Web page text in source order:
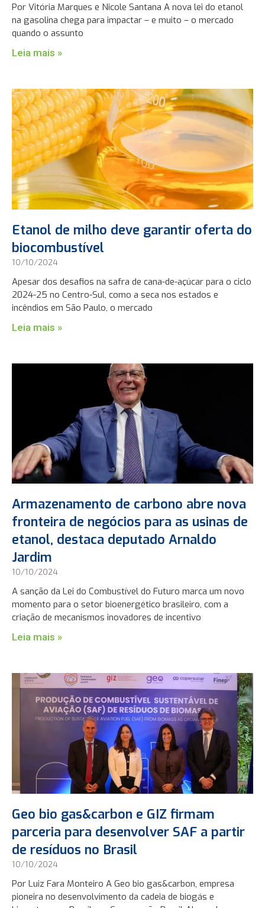
Por Vitória Marques e Nicole Santana A nova lei do etanol
na gasolina chega para impactar – e muito – o mercado
quando o assunto
Leia mais »
Etanol de milho deve garantir oferta do
biocombustível
10/10/2024
Apesar dos desafios na safra de cana-de-açúcar para o ciclo
2024-25 no Centro-Sul, como a seca nos estados e
incêndios em São Paulo, o mercado
Leia mais »
Armazenamento de carbono abre nova
fronteira de negócios para as usinas de
etanol, destaca deputado Arnaldo
Jardim
10/10/2024
A sanção da Lei do Combustível do Futuro marca um novo
momento para o setor bioenergético brasileiro, com a
criação de mecanismos inovadores de incentivo
Leia mais »
Geo bio gas&carbon e GIZ firmam
parceria para desenvolver SAF a partir
de resíduos no Brasil
10/10/2024
Por Luiz Fara Monteiro A Geo bio gas&carbon, empresa
pioneira no desenvolvimento da cadeia de biogás e